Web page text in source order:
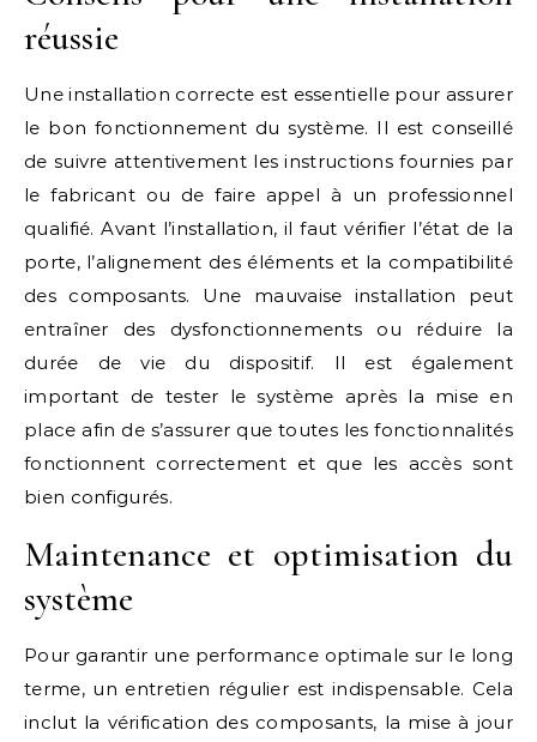
réussie
Une installation correcte est essentielle pour assurer
le bon fonctionnement du système. Il est conseillé
de suivre attentivement les instructions fournies par
le fabricant ou de faire appel à un professionnel
qualifié. Avant l’installation, il faut vérifier l’état de la
porte, l’alignement des éléments et la compatibilité
des composants. Une mauvaise installation peut
entraîner des dysfonctionnements ou réduire la
durée de vie du dispositif. Il est également
important de tester le système après la mise en
place afin de s’assurer que toutes les fonctionnalités
fonctionnent correctement et que les accès sont
bien configurés.
Maintenance et optimisation du
système
Pour garantir une performance optimale sur le long
terme, un entretien régulier est indispensable. Cela
inclut la vérification des composants, la mise à jour